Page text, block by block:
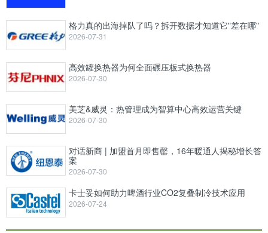
格力真的出海掉队了吗？拆开数据才知道它"差在哪"
2026-07-31
高效罐换热器为何全面碾压板式换热器
2026-07-30
美芝&威灵：热管理成为智算中心高效运营关键
2026-07-30
对话新商 | 加盟首月即售罄，16年暖通人揭秘增长答
案
2026-07-30
卡士妥如何助力啤酒行业CO2复叠制冷技术应用
2026-07-24